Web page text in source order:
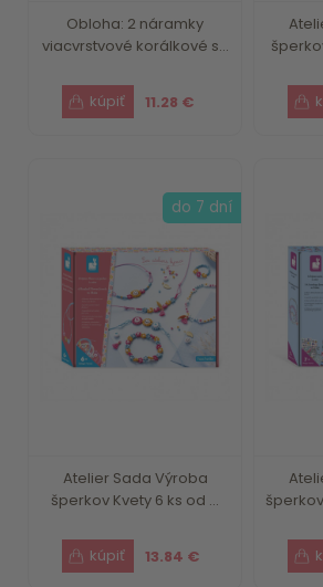
Obloha: 2 náramky
viacvrstvové korálkové s...
11.28 €
Atelier Sada Výroba
šperkov Kvety 6 ks od ...
13.84 €
do 7 dní